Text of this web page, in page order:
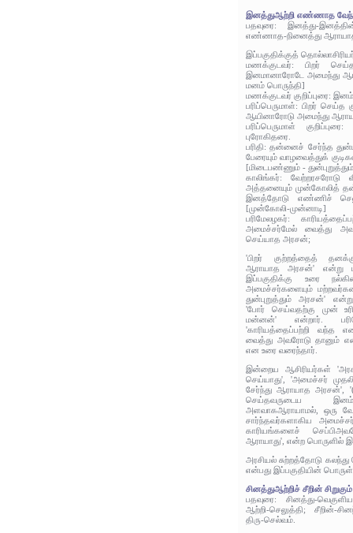
இனத்துஆற்றி எண்ணாத
பதவுரை: இனத்து-
எண்ணாத-நினைத்து
இப்பகுதிக்குத்
மணக்குடவர்: பிறர்
இனமானாரோடே அமைந்து
மனம் பொருந்தி]
மணக்குடவர் குறிப்புரை:
பரிப்பெருமாள்: பிறர்
ஆயினாரோடு அமைந்து
பரிப்பெருமாள்
புரோகிதரை.
பரிதி: தன்னைச் சேர்ந்த
பேரையும் வாழவைத்துக்
[மிடைபண்ணும் -
காலிங்கர்: வேற்றரசரோடு
அத்தனையும் முன்கோலித்
இனத்தோடு எண்ணிச்
[முன்கோலி-முன்னாடி]
பரிமேலழகர்:
அமைச்சர்மேல் வைத்து
செய்யாத அரசன்;
'பிறர் குற்றத்தைத்
ஆராயாத அரசன்' என்று
இப்பகுதிக்கு உரை
அமைச்சர்களையும்
துன்புறுத்தும் அரசன்'
'போர் செய்வதற்கு முன்
மன்னன்' என்றார்.
'காரியத்தைப்பற்றி
வைத்து அவரோடு தானும்
என உரை வரைந்தார்.
இன்றைய ஆசிரியர்கள்
செய்யாது', 'அமைச்சர்
சேர்ந்து ஆராயாத அரசன்',
செய்தவருடைய
அளவாகஆராயாமல், ஒரு
சார்ந்தவர்களாகிய
காரியங்களைச்
ஆராயாது', என்ற பொருளில்
அரசியல் சுற்றத்தோடு
என்பது இப்பகுதியின்
சினத்துஆற்றிச் சீறின் சிறுகும்
பதவுரை: சினத்து-
ஆற்றி-செலுத்தி; சீறின்-
திரு-செல்வம்.